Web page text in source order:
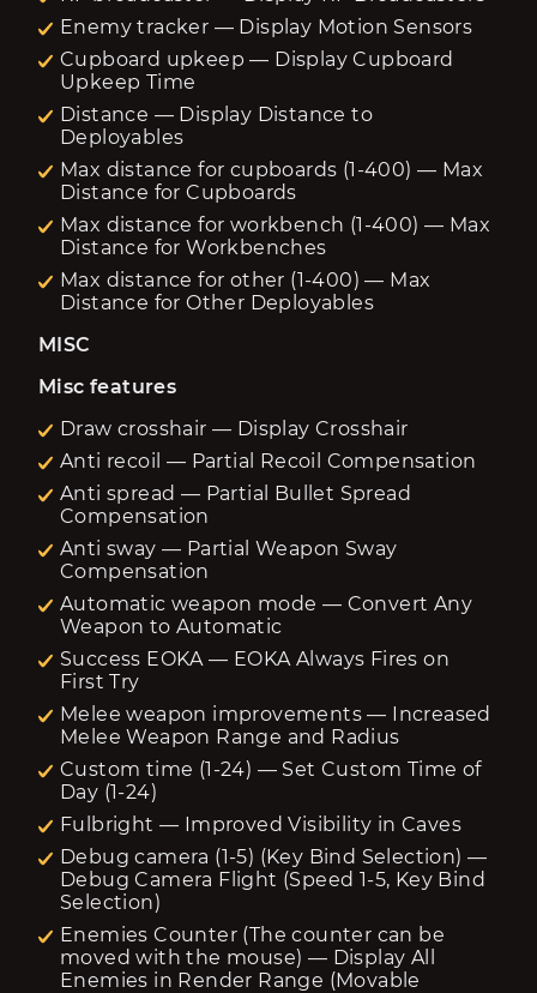
Enemy tracker — Display Motion Sensors
Cupboard upkeep — Display Cupboard
Upkeep Time
Distance — Display Distance to
Deployables
Max distance for cupboards (1-400) — Max
Distance for Cupboards
Max distance for workbench (1-400) — Max
Distance for Workbenches
Max distance for other (1-400) — Max
Distance for Other Deployables
MISC
Misc features
Draw crosshair — Display Crosshair
Anti recoil — Partial Recoil Compensation
Anti spread — Partial Bullet Spread
Compensation
Anti sway — Partial Weapon Sway
Compensation
Automatic weapon mode — Convert Any
Weapon to Automatic
Success EOKA — EOKA Always Fires on
First Try
Melee weapon improvements — Increased
Melee Weapon Range and Radius
Custom time (1-24) — Set Custom Time of
Day (1-24)
Fulbright — Improved Visibility in Caves
Debug camera (1-5) (Key Bind Selection) —
Debug Camera Flight (Speed 1-5, Key Bind
Selection)
Enemies Counter (The counter can be
moved with the mouse) — Display All
Enemies in Render Range (Movable